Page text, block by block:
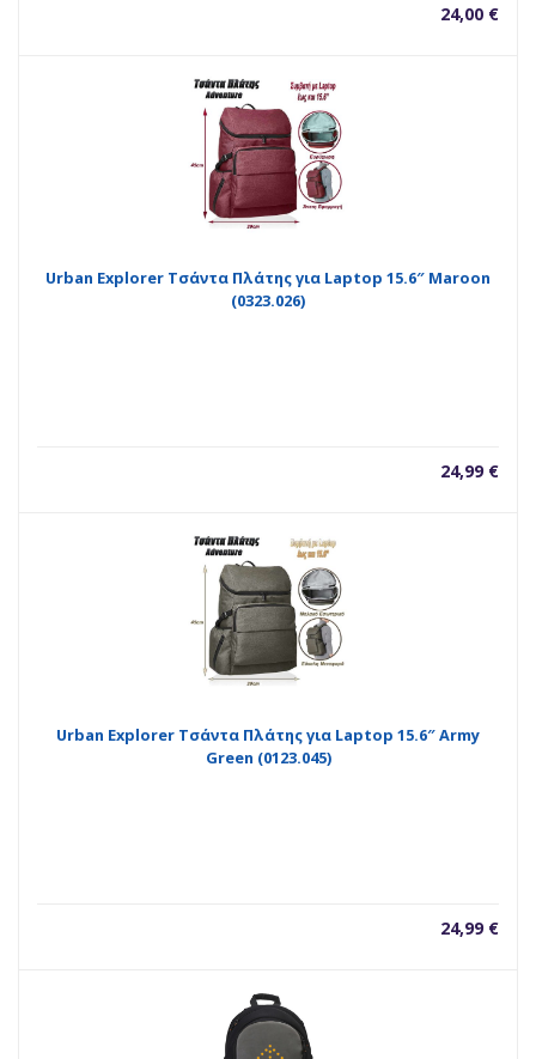
24,00 €
Urban Explorer Τσάντα Πλάτης για Laptop 15.6″ Maroon
(0323.026)
24,99 €
Urban Explorer Τσάντα Πλάτης για Laptop 15.6″ Army
Green (0123.045)
24,99 €